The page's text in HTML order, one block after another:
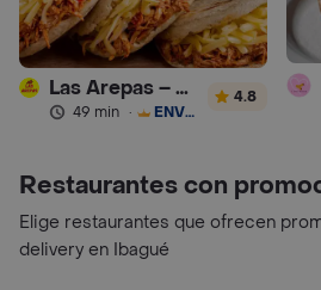
Las Arepas – Arepas Rellenas
49 min · ENVÍO GRATIS
4.8
Restaurantes con
Elige restaurantes que ofrecen
delivery en Ibagué